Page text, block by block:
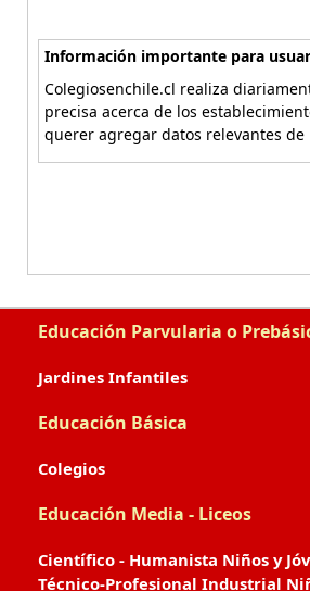
Información importante para
Colegiosenchile.cl realiza
precisa acerca de los
querer agregar datos relevantes
Educación Parvularia o
Jardines Infantiles
Educación Básica
Colegios
Educación Media - Liceos
Científico - Humanista Niños y
Técnico-Profesional Industrial